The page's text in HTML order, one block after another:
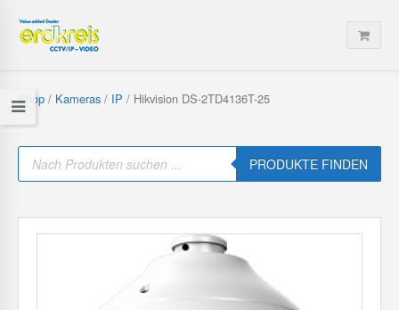
Shop / Kameras / IP / Hikvision DS-2TD4136T-25
P
o
PRODUKTE FINDEN